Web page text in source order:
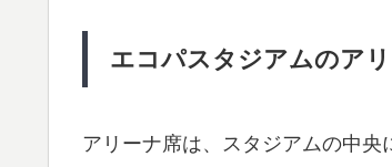
エコパスタジアムのア
アリーナ席は、スタジアムの中